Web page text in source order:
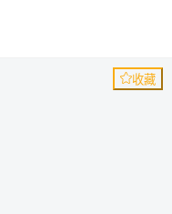
收藏